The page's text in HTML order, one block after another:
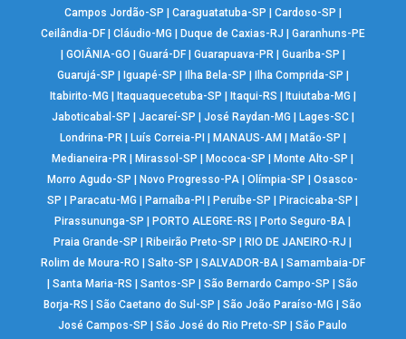
Campos Jordão-SP
Caraguatatuba-SP Cardoso-SP
Ceilândia-DF| Cláudio-MG Duque de Caxias-RJ
Garanhuns-PE
GOIÂNIA-GO Guará-DF| Guarapuava-PR| Guariba-SP
Guarujá-SP
Iguapé-SP Ilha Bela-SP Ilha Comprida-SP
Itabirito-MG
Itaquaquecetuba-SP Itaqui-RS Ituiutaba-MG
Jaboticabal-SP
Jacareí-SP José Raydan-MG Lages-SC|
Londrina-PR| Luís Correia-PI MANAUS-AM Matão-SP
Medianeira-PR
Mirassol-SP Mococa-SP Monte Alto-SP
Morro Agudo-SP
Novo Progresso-PA |Olímpia-SP |Osasco-
SP
Paracatu-MG Parnaíba-PI Peruíbe-SP Piracicaba-SP
Pirassununga-SP
PORTO ALEGRE-RS Porto Seguro-BA
Praia Grande-SP
Ribeirão Preto-SP RIO DE JANEIRO-RJ
Rolim de Moura-RO
Salto-SP SALVADOR-BA| Samambaia-DF
|Santa Maria-RS |Santos-SP |São Bernardo Campo-SP |São
Borja-RS
|São Caetano do Sul-SP |São João Paraíso-MG |São
José Campos-SP
|São José do Rio Preto-SP |São Paulo